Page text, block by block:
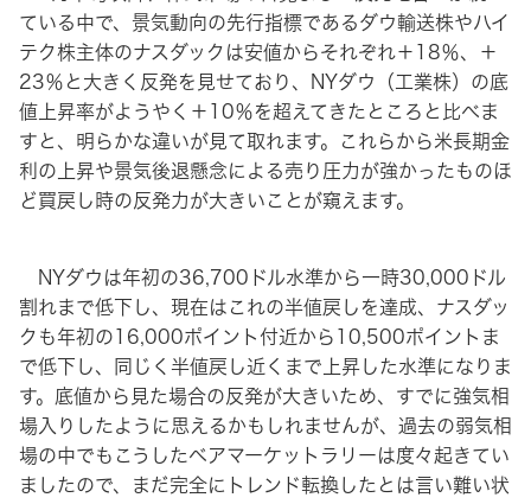
ている中で、景気動向の先行指標であるダウ輸送株やハイ
テク株主体のナスダックは安値からそれぞれ＋18％、＋
23％と大きく反発を見せており、NYダウ（工業株）の底
値上昇率がようやく＋10％を超えてきたところと比べま
すと、明らかな違いが見て取れます。これらから米長期金
利の上昇や景気後退懸念による売り圧力が強かったものほ
ど買戻し時の反発力が大きいことが窺えます。
NYダウは年初の36,700ドル水準から一時30,000ドル
割れまで低下し、現在はこれの半値戻しを達成、ナスダッ
クも年初の16,000ポイント付近から10,500ポイントま
で低下し、同じく半値戻し近くまで上昇した水準になりま
す。底値から見た場合の反発が大きいため、すでに強気相
場入りしたように思えるかもしれませんが、過去の弱気相
場の中でもこうしたベアマーケットラリーは度々起きてい
ましたので、まだ完全にトレンド転換したとは言い難い状